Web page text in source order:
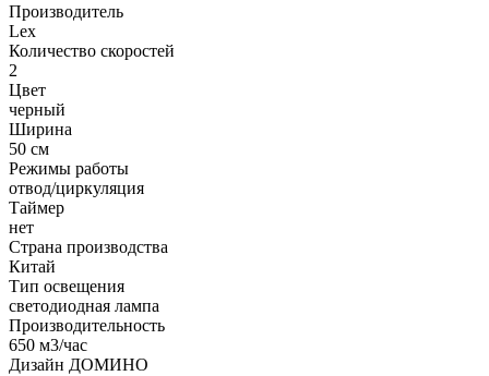
Производитель
Lex
Количество скоростей
2
Цвет
черный
Ширина
50 см
Режимы работы
отвод/циркуляция
Таймер
нет
Страна производства
Китай
Тип освещения
светодиодная лампа
Производительность
650 м3/час
Дизайн ДОМИНО